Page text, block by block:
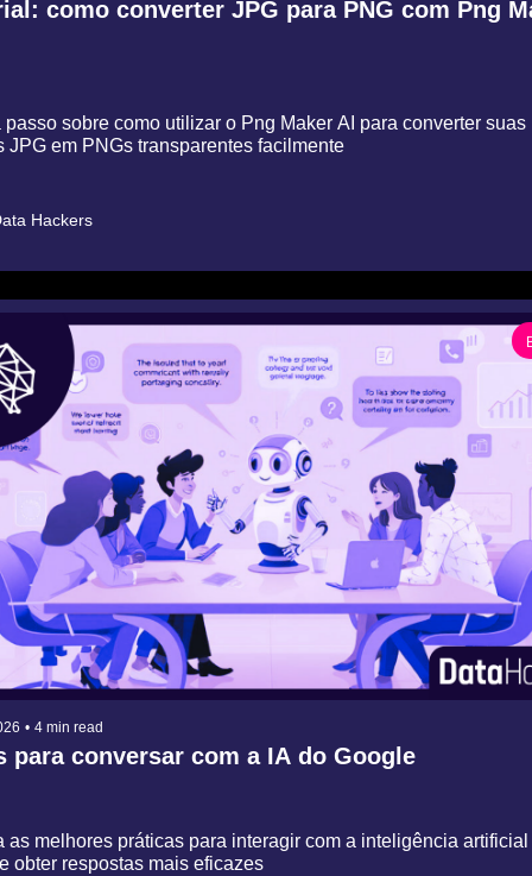
como converter JPG para PNG com Png
passo sobre como utilizar o Png Maker AI para converter suas
JPG em PNGs transparentes facilmente
Hackers
• 4 min read
para conversar com a IA do Google
as melhores práticas para interagir com a inteligência artificial
obter respostas mais eficazes